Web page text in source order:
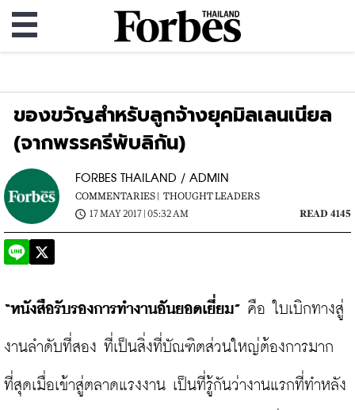
ของขวัญสำหรับลูกจ้างยุคมิลเลนเนียล
(จากพรรครีพับลิกัน)
FORBES THAILAND / ADMIN
COMMENTARIES |
THOUGHT LEADERS
17 MAY 2017 | 05:32 AM
READ 4145
“หนังสือรับรองการทำงานอันยอดเยี่ยม” คือ ใบเบิกทางสู่
งานลำดับที่สอง ที่เป็นสิ่งที่บัณฑิตส่วนใหญ่ต้องการมาก
ที่สุดเมื่อเข้าสู่ตลาดแรงงาน เป็นที่รู้กันว่างานแรกที่ทำหลัง